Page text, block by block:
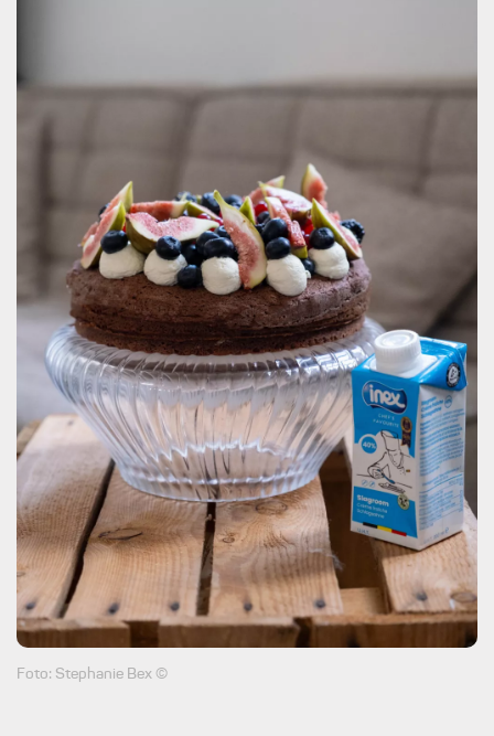
Foto: Stephanie Bex ©